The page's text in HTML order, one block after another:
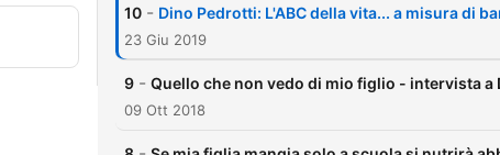
10 - Dino Pedrotti: L'ABC della vita... a misura di
23 Giu 2019
9 - Quello che non vedo di mio figlio - intervista a
09 Ott 2018